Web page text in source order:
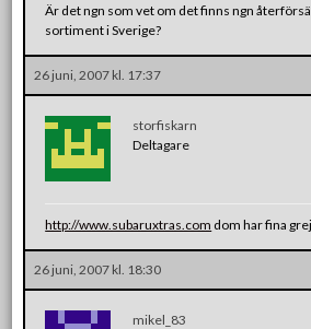
Är det ngn som vet om det finns ngn
sortiment i Sverige?
26 juni, 2007 kl. 17:37
storfiskarn
Deltagare
http://www.subaruxtras.com dom har fina
26 juni, 2007 kl. 18:30
mikel_83